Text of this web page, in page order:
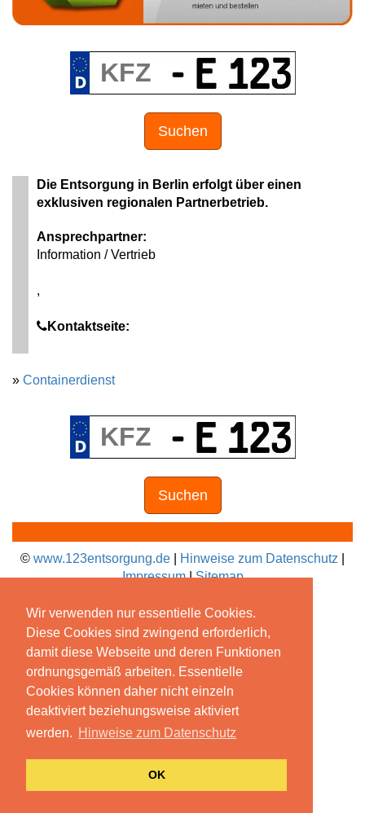
Wir verwenden nur essentielle Cookies.
Diese Cookies sind zwingend erforderlich,
damit diese Webseite und deren Funktionen
ordnungsgemäß arbeiten. Essentielle
Cookies können daher nicht einzeln
deaktiviert beziehungsweise aktiviert
werden. Hinweise zum Datenschutz
OK
Suchen
Die Entsorgung in Berlin erfolgt über einen
exklusiven regionalen Partnerbetrieb.
Ansprechpartner:
Information / Vertrieb
,
Kontaktseite:
» Containerdienst
Suchen
© www.123entsorgung.de Hinweise zum Datenschutz
Impressum|Sitemap